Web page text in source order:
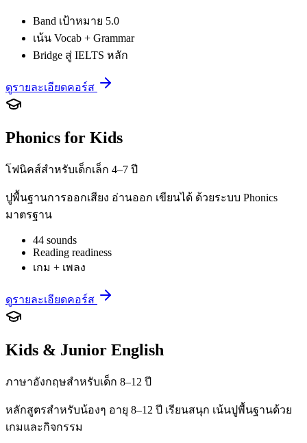
Band เป้าหมาย 5.0
เน้น Vocab + Grammar
Bridge สู่ IELTS หลัก
ดูรายละเอียดคอร์ส
Phonics for Kids
โฟนิคส์สำหรับเด็กเล็ก 4–7 ปี
ปูพื้นฐานการออกเสียง อ่านออก เขียนได้ ด้วยระบบ Phonics
มาตรฐาน
44 sounds
Reading readiness
เกม + เพลง
ดูรายละเอียดคอร์ส
Kids & Junior English
ภาษาอังกฤษสำหรับเด็ก 8–12 ปี
หลักสูตรสำหรับน้องๆ อายุ 8–12 ปี เรียนสนุก เน้นปูพื้นฐานด้วย
เกมและกิจกรรม